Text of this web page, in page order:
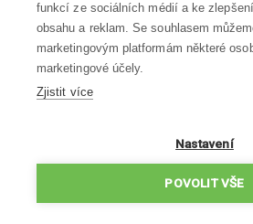
info@robotworld.cz
220 770 770 Po-Pá
VŠECHNY KONTAKTY
ZÁSADY OCHRANY OSOBNÍCH ÚDAJŮ
funkcí ze sociálních médií a ke
obsahu a reklam. Se souhlasem
marketingovým platformám některé
marketingové účely.
Zjistit více
Nastavení
POVOLIT VŠE